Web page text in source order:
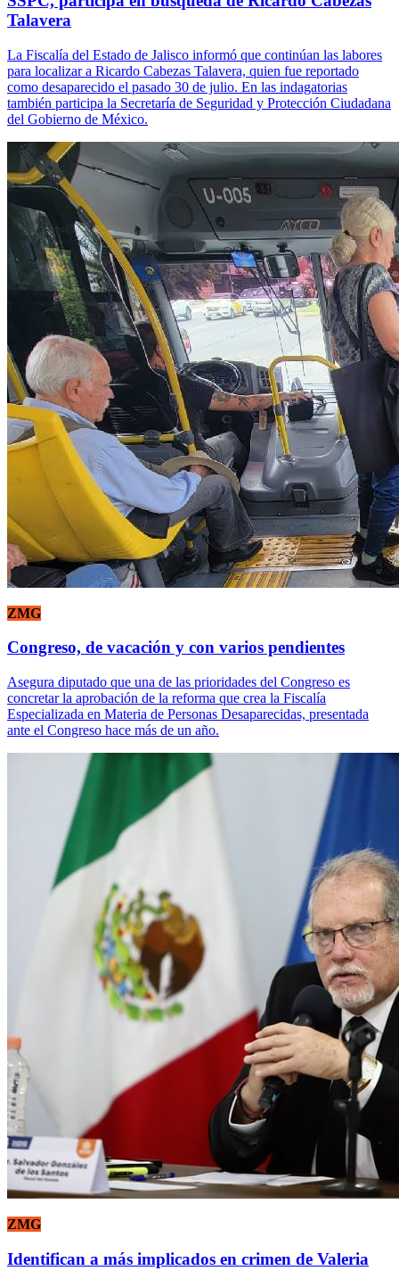
Talavera
La Fiscalía del Estado de Jalisco informó que continúan las labores
para localizar a Ricardo Cabezas Talavera, quien fue reportado
como desaparecido el pasado 30 de julio. En las indagatorias
también participa la Secretaría de Seguridad y Protección Ciudadana
del Gobierno de México.
ZMG
Congreso, de vacación y con varios pendientes
Asegura diputado que una de las prioridades del Congreso es
concretar la aprobación de la reforma que crea la Fiscalía
Especializada en Materia de Personas Desaparecidas, presentada
ante el Congreso hace más de un año.
ZMG
Identifican a más implicados en crimen de Valeria